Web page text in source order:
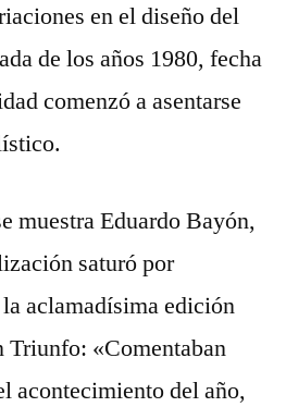
en el diseño del
de los años 1980, fecha
comenzó a asentarse
muestra Eduardo Bayón,
saturó por
aclamadísima edición
Triunfo: «Comentaban
acontecimiento del año,